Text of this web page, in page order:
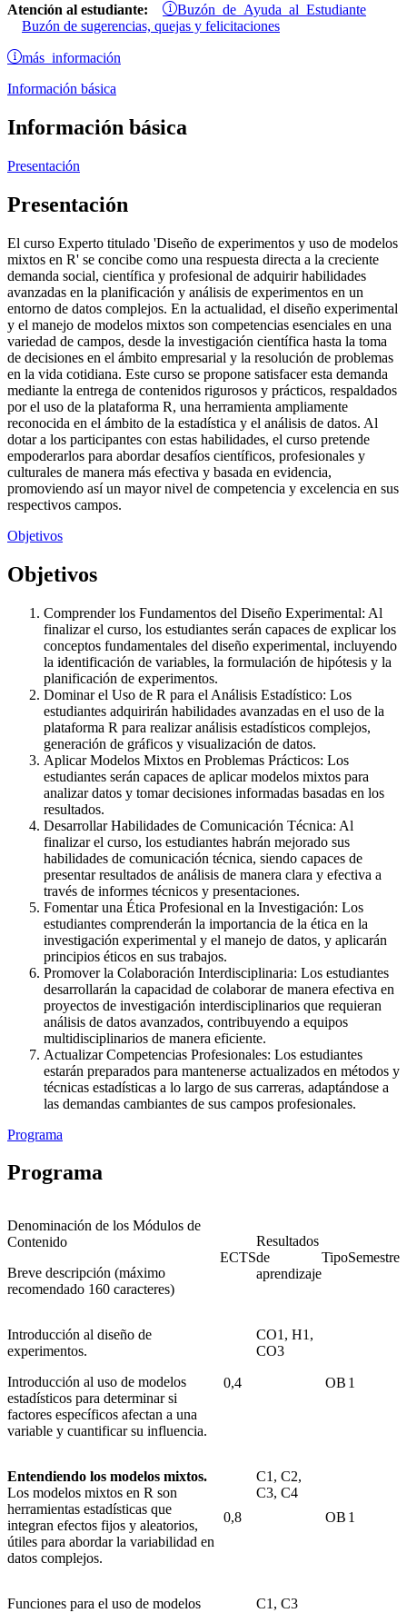
Atención al estudiante: Buzón de Ayuda al Estudiante
Buzón de sugerencias, quejas y felicitaciones
más información
Información básica
Información básica
Presentación
Presentación
El curso Experto titulado 'Diseño de experimentos y uso de modelos
mixtos en R' se concibe como una respuesta directa a la creciente
demanda social, científica y profesional de adquirir habilidades
avanzadas en la planificación y análisis de experimentos en un
entorno de datos complejos. En la actualidad, el diseño experimental
y el manejo de modelos mixtos son competencias esenciales en una
variedad de campos, desde la investigación científica hasta la toma
de decisiones en el ámbito empresarial y la resolución de problemas
en la vida cotidiana. Este curso se propone satisfacer esta demanda
mediante la entrega de contenidos rigurosos y prácticos, respaldados
por el uso de la plataforma R, una herramienta ampliamente
reconocida en el ámbito de la estadística y el análisis de datos. Al
dotar a los participantes con estas habilidades, el curso pretende
empoderarlos para abordar desafíos científicos, profesionales y
culturales de manera más efectiva y basada en evidencia,
promoviendo así un mayor nivel de competencia y excelencia en sus
respectivos campos.
Objetivos
Objetivos
Comprender los Fundamentos del Diseño Experimental: Al
finalizar el curso, los estudiantes serán capaces de explicar los
conceptos fundamentales del diseño experimental, incluyendo
la identificación de variables, la formulación de hipótesis y la
planificación de experimentos.
Dominar el Uso de R para el Análisis Estadístico: Los
estudiantes adquirirán habilidades avanzadas en el uso de la
plataforma R para realizar análisis estadísticos complejos,
generación de gráficos y visualización de datos.
Aplicar Modelos Mixtos en Problemas Prácticos: Los
estudiantes serán capaces de aplicar modelos mixtos para
analizar datos y tomar decisiones informadas basadas en los
resultados.
Desarrollar Habilidades de Comunicación Técnica: Al
finalizar el curso, los estudiantes habrán mejorado sus
habilidades de comunicación técnica, siendo capaces de
presentar resultados de análisis de manera clara y efectiva a
través de informes técnicos y presentaciones.
Fomentar una Ética Profesional en la Investigación: Los
estudiantes comprenderán la importancia de la ética en la
investigación experimental y el manejo de datos, y aplicarán
principios éticos en sus trabajos.
Promover la Colaboración Interdisciplinaria: Los estudiantes
desarrollarán la capacidad de colaborar de manera efectiva en
proyectos de investigación interdisciplinarios que requieran
análisis de datos avanzados, contribuyendo a equipos
multidisciplinarios de manera eficiente.
Actualizar Competencias Profesionales: Los estudiantes
estarán preparados para mantenerse actualizados en métodos y
técnicas estadísticas a lo largo de sus carreras, adaptándose a
las demandas cambiantes de sus campos profesionales.
Programa
Programa
Denominación de los Módulos de
Contenido
Breve descripción (máximo
recomendado 160 caracteres)
ECTS
Resultados
de
aprendizaje
TipoSemestre
Introducción al diseño de
experimentos.
Introducción al uso de modelos
estadísticos para determinar si
factores específicos afectan a una
variable y cuantificar su influencia.
0,4
CO1, H1,
CO3
OB 1
Entendiendo los modelos mixtos.
Los modelos mixtos en R son
herramientas estadísticas que
integran efectos fijos y aleatorios,
útiles para abordar la variabilidad en
datos complejos.
0,8
C1, C2,
C3, C4
OB 1
Funciones para el uso de modelos
C1, C3